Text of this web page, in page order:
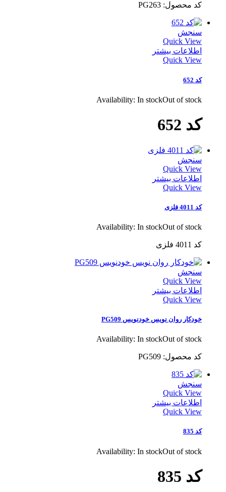
کد محصول: PG263
سنجش
Quick View
اطلاعات بیشتر
Quick View
کد 652
Availability: In stockOut of stock
کد 652
سنجش
Quick View
اطلاعات بیشتر
Quick View
کد 4011 فلزی
Availability: In stockOut of stock
کد 4011 فلزی
سنجش
Quick View
اطلاعات بیشتر
Quick View
خودکار روان نویس خودنویس PG509
Availability: In stockOut of stock
کد محصول: PG509
سنجش
Quick View
اطلاعات بیشتر
Quick View
کد 835
Availability: In stockOut of stock
کد 835